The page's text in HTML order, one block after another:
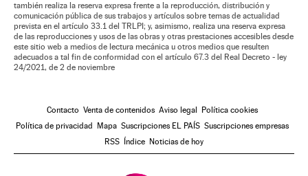
también realiza la reserva expresa frente a la reproducción, distribución y
comunicación pública de sus trabajos y artículos sobre temas de actualidad
prevista en el artículo 33.1 del TRLPI; y, asimismo, realiza una reserva expresa
de las reproducciones y usos de las obras y otras prestaciones accesibles desde
este sitio web a medios de lectura mecánica u otros medios que resulten
adecuados a tal fin de conformidad con el artículo 67.3 del Real Decreto - ley
24/2021, de 2 de noviembre
Contacto Venta de contenidos Aviso legal
Política cookies
Política de privacidad
Mapa Suscripciones EL PAÍS Suscripciones empresas
RSS
Índice Noticias de hoy